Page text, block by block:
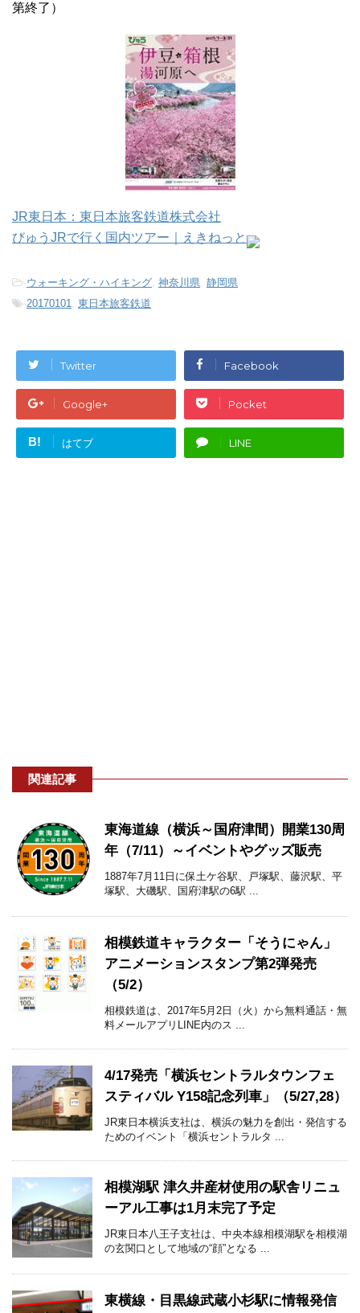
第終了）
JR東日本：東日本旅客鉄道株式会社
びゅうJRで行く国内ツアー｜えきねっと
-ウォーキング・ハイキング, 神奈川県, 静岡県
-20170101, 東日本旅客鉄道
Twitter Facebook
Google+ Pocket
B! はてブ LINE
関連記事
東海道線（横浜～国府津間）開業130周
年（7/11）～イベントやグッズ販売
1887年7月11日に保土ケ谷駅、戸塚駅、藤沢駅、平
塚駅、大磯駅、国府津駅の6駅 ...
相模鉄道キャラクター「そうにゃん」
アニメーションスタンプ第2弾発売
（5/2）
相模鉄道は、2017年5月2日（火）から無料通話・無
料メールアプリLINE内のス ...
4/17発売「横浜セントラルタウンフェ
スティバル Y158記念列車」（5/27,28）
JR東日本横浜支社は、横浜の魅力を創出・発信する
ためのイベント「横浜セントラルタ ...
相模湖駅 津久井産材使用の駅舎リニュ
ーアル工事は1月末完了予定
JR東日本八王子支社は、中央本線相模湖駅を相模湖
の玄関口として地域の“顔”となる ...
東横線・目黒線武蔵小杉駅に情報発信